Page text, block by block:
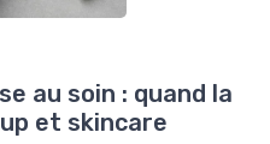
au soin : quand la
et skincare